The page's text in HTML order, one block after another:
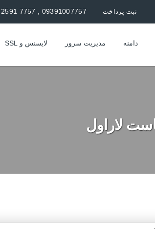
09391007757 , 7757 2591 -021 ثبت پرداخت
دامنه مدیریت سرور لایسنس و SSL